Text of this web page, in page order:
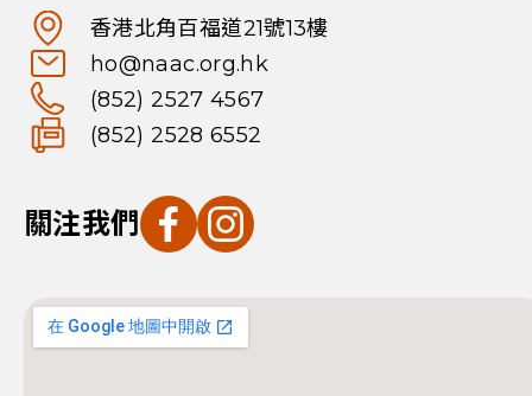
香港北角百福道21號13樓
ho@naac.org.hk
(852) 2527 4567
(852) 2528 6552
關注我們